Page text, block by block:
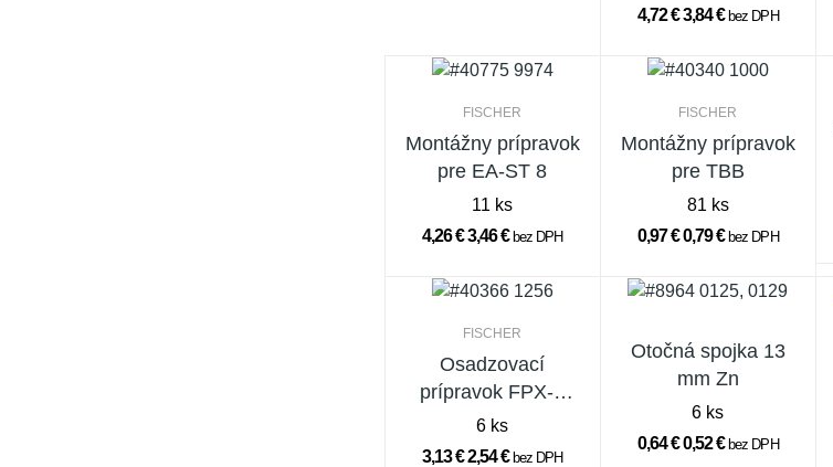
4,72 €3,84 €bez DPH
FISCHER
Montážny prípravok
pre EA-ST 8
11 ks
4,26 €3,46 €bez DPH
FISCHER
Montážny prípravok
pre TBB
81 ks
0,97 €0,79 €bez DPH
FISCHER
Osadzovací
prípravok FPX-1
M8-M12
6 ks
3,13 €2,54 €bez DPH
Otočná spojka 13
mm Zn
6 ks
0,64 €0,52 €bez DPH